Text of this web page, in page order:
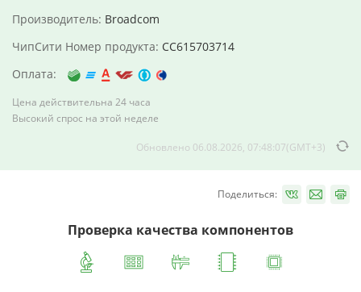
Производитель: Broadcom
ЧипСити Номер продукта: CC615703714
Оплата:
Цена действительна 24 часа
Высокий спрос на этой неделе
Обновлено 06.08.2026, 07:48:07(GMT+3)
Поделиться:
Проверка качества компонентов